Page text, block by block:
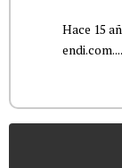
Hace 15
endi.com....